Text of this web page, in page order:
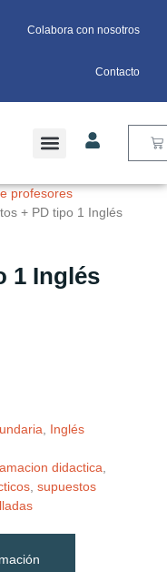
Colabora con nosotros
Contacto
profesores
+ PD tipo 1 Inglés
1 Inglés
Inglés
didactica
supuestos